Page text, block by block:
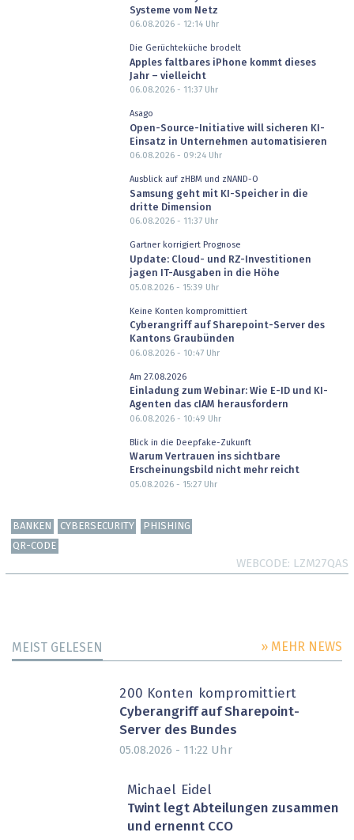
Systeme vom Netz
06.08.2026 - 12:14Uhr
Die Gerüchteküche brodelt
Apples faltbares iPhone kommt dieses
Jahr – vielleicht
06.08.2026 - 11:37Uhr
Asago
Open-Source-Initiative will sicheren KI-
Einsatz in Unternehmen automatisieren
06.08.2026 - 09:24Uhr
Ausblick auf zHBM und zNAND-O
Samsung geht mit KI-Speicher in die
dritte Dimension
06.08.2026 - 11:37Uhr
Gartner korrigiert Prognose
Update: Cloud- und RZ-Investitionen
jagen IT-Ausgaben in die Höhe
05.08.2026 - 15:39 Uhr
Keine Konten kompromittiert
Cyberangriff auf Sharepoint-Server des
Kantons Graubünden
06.08.2026 - 10:47Uhr
Am 27.08.2026
Einladung zum Webinar: Wie E-ID und KI-
Agenten das cIAM herausfordern
06.08.2026 - 10:49 Uhr
Blick in die Deepfake-Zukunft
Warum Vertrauen ins sichtbare
Erscheinungsbild nicht mehr reicht
05.08.2026 - 15:27Uhr
BANKEN CYBERSECURITY
PHISHING
QR-CODE
WEBCODE LZM27QAS
MEIST GELESEN » MEHR NEWS
200 Konten kompromittiert
Cyberangriff auf Sharepoint-
Server des Bundes
05.08.2026 - 11:22 Uhr
Michael Eidel
Twint legt Abteilungen zusammen
und ernennt CCO